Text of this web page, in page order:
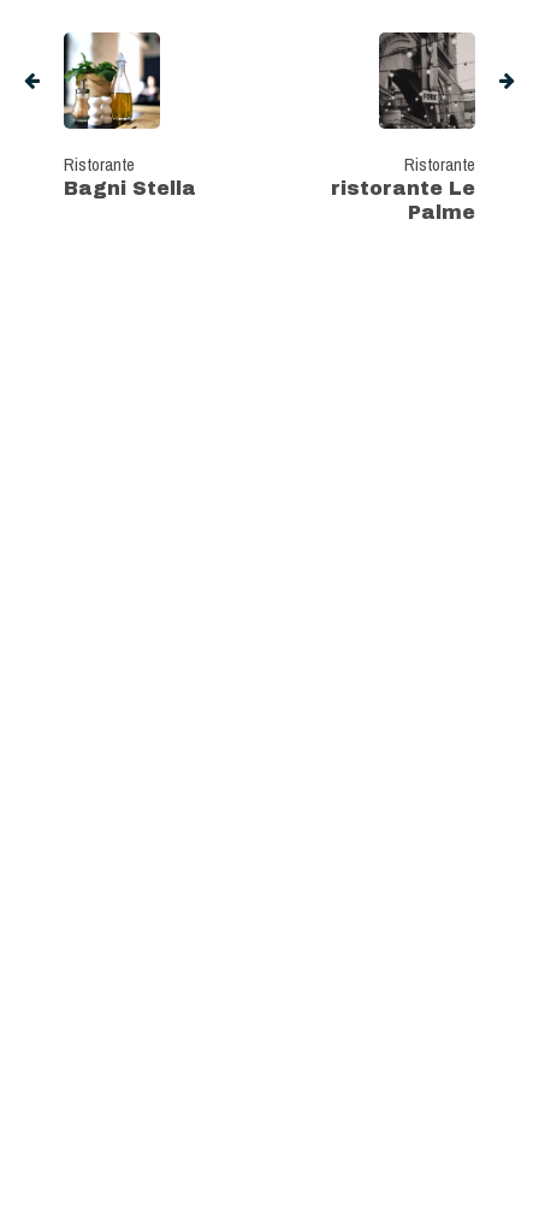
Ristorante
Bagni Stella
Ristorante
ristorante Le
Palme